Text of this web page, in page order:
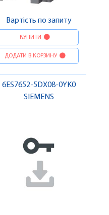
Вартість по запиту
КУПИТИ
ДОДАТИ В КОРЗИНУ
6ES7652-5DX08-0YK0
SIEMENS